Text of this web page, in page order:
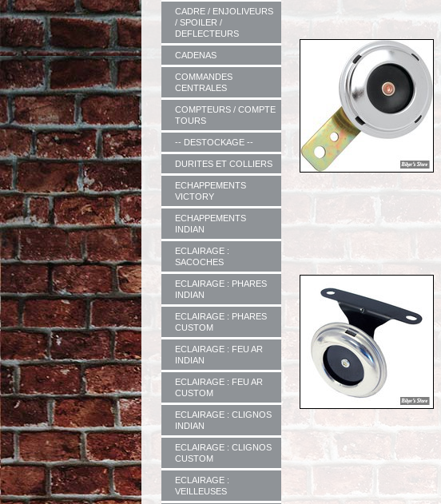
CADRE / ENJOLIVEURS
/ SPOILER /
DEFLECTEURS
CADENAS
COMMANDES
CENTRALES
COMPTEURS / COMPTE
TOURS
-- DESTOCKAGE --
DURITES ET COLLIERS
ECHAPPEMENTS
VICTORY
ECHAPPEMENTS
INDIAN
ECLAIRAGE :
SACOCHES
ECLAIRAGE : PHARES
INDIAN
ECLAIRAGE : PHARES
CUSTOM
ECLAIRAGE : FEU AR
INDIAN
ECLAIRAGE : FEU AR
CUSTOM
ECLAIRAGE : CLIGNOS
INDIAN
ECLAIRAGE : CLIGNOS
CUSTOM
ECLAIRAGE :
VEILLEUSES